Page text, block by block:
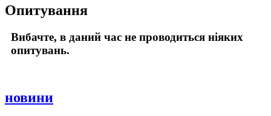
Опитування
Вибачте, в даний час не проводиться ніяких
опитувань.
новини